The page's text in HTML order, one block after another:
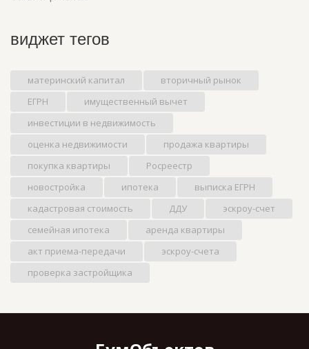
виджет тегов
материнский капитал
вторичный рынок
ЕГРН
имущественный вычет
инвестиции в недвижимость
оценка недвижимости
продажа квартиры
покупка квартиры
Росреестр
новостройка
ипотека
выписка ЕГРН
кадастровая стоимость
ДДУ
эскроу-счет
семейная ипотека
аренда квартиры
акт приема-передачи
эскроу-счета
проверка застройщика